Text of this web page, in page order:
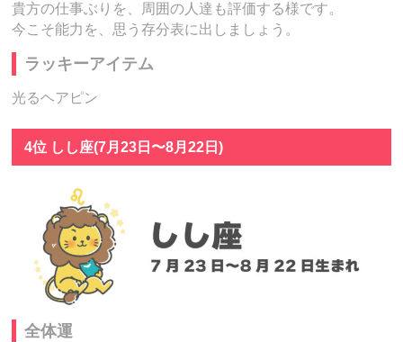
貴方の仕事ぶりを、周囲の人達も評価する様です。
今こそ能力を、思う存分表に出しましょう。
ラッキーアイテム
光るヘアピン
4位 しし座(7月23日〜8月22日)
全体運